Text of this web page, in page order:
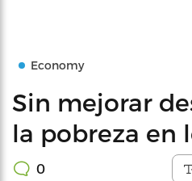
Economy
Sin mejorar
la pobreza en
0